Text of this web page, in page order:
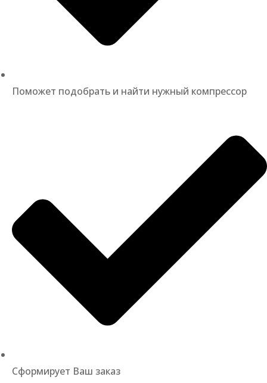
Поможет подобрать и найти нужный компрессор
Сформирует Ваш заказ